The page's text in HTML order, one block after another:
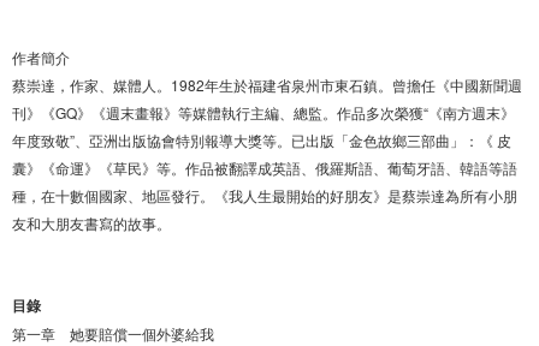
作者簡介
蔡崇達，作家、媒體人。1982年生於福建省泉州市東石鎮。曾擔任《中國新聞週
刊》《GQ》《週末畫報》等媒體執行主編、總監。作品多次榮獲“《南方週末》
年度致敬”、亞洲出版協會特別報導大獎等。已出版「金色故鄉三部曲」：《 皮
囊》《命運》《草民》等。作品被翻譯成英語、俄羅斯語、葡萄牙語、韓語等語
種，在十數個國家、地區發行。《我人生最開始的好朋友》是蔡崇達為所有小朋
友和大朋友書寫的故事。
目錄
第一章 她要賠償一個外婆給我